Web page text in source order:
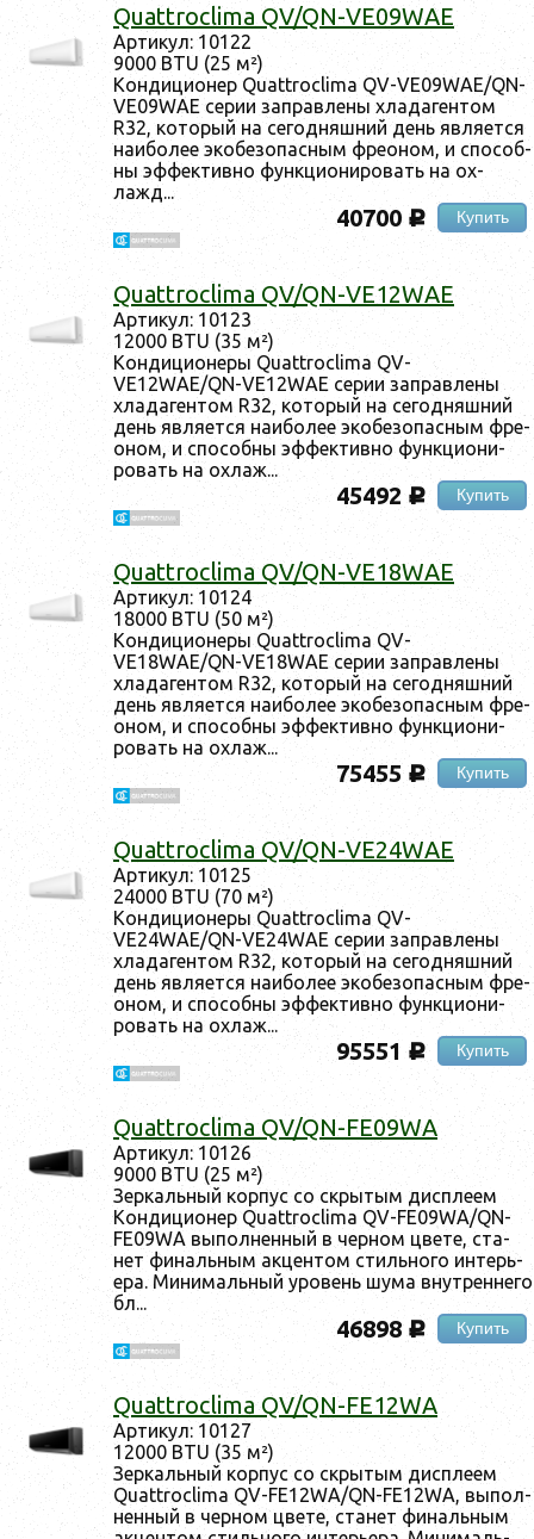
Quattroclima QV/QN-VE09WAE
Ар­ти­кул: 10122
9000 BTU (25 м²)
Кон­ди­ци­онер Quattroclima QV-VE09WAE/QN-
VE09WAE се­рии зап­равле­ны хла­даген­том
R32, ко­торый на се­год­няшний день яв­ля­ет­ся
на­ибо­лее эко­безо­пас­ным фре­оном, и спо­соб­
ны эф­фектив­но фун­кци­они­ровать на ох­
лажд...
40700 c Купить
Quattroclima QV/QN-VE12WAE
Ар­ти­кул: 10123
12000 BTU (35 м²)
Кон­ди­ци­оне­ры Quattroclima QV-
VE12WAE/QN-VE12WAE се­рии зап­равле­ны
хла­даген­том R32, ко­торый на се­год­няшний
день яв­ля­ет­ся на­ибо­лее эко­безо­пас­ным фре­
оном, и спо­соб­ны эф­фектив­но фун­кци­они­
ровать на ох­лаж...
45492 c Купить
Quattroclima QV/QN-VE18WAE
Ар­ти­кул: 10124
18000 BTU (50 м²)
Кон­ди­ци­оне­ры Quattroclima QV-
VE18WAE/QN-VE18WAE се­рии зап­равле­ны
хла­даген­том R32, ко­торый на се­год­няшний
день яв­ля­ет­ся на­ибо­лее эко­безо­пас­ным фре­
оном, и спо­соб­ны эф­фектив­но фун­кци­они­
ровать на ох­лаж...
75455 c Купить
Quattroclima QV/QN-VE24WAE
Ар­ти­кул: 10125
24000 BTU (70 м²)
Кон­ди­ци­оне­ры Quattroclima QV-
VE24WAE/QN-VE24WAE се­рии зап­равле­ны
хла­даген­том R32, ко­торый на се­год­няшний
день яв­ля­ет­ся на­ибо­лее эко­безо­пас­ным фре­
оном, и спо­соб­ны эф­фектив­но фун­кци­они­
ровать на ох­лаж...
95551 c Купить
Quattroclima QV/QN-FE09WA
Ар­ти­кул: 10126
9000 BTU (25 м²)
Зер­каль­ный кор­пус со скры­тым дис­пле­ем
Кон­ди­ци­онер Quattroclima QV-FE09WA/QN-
FE09WA вы­пол­ненный в чер­ном цве­те, ста­
нет фи­наль­ным ак­центом стиль­но­го ин­терь­
ера. Ми­нималь­ный уро­вень шу­ма внут­ренне­го
бл...
46898 c Купить
Quattroclima QV/QN-FE12WA
Ар­ти­кул: 10127
12000 BTU (35 м²)
Зер­каль­ный кор­пус со скры­тым дис­пле­ем
Quattroclima QV-FE12WA/QN-FE12WA, вы­пол­
ненный в чер­ном цве­те, ста­нет фи­наль­ным